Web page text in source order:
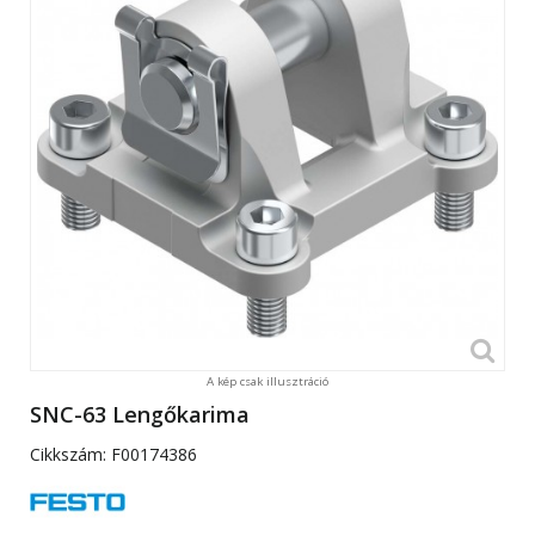
A kép csak illusztráció
SNC-63 Lengőkarima
Cikkszám: F00174386